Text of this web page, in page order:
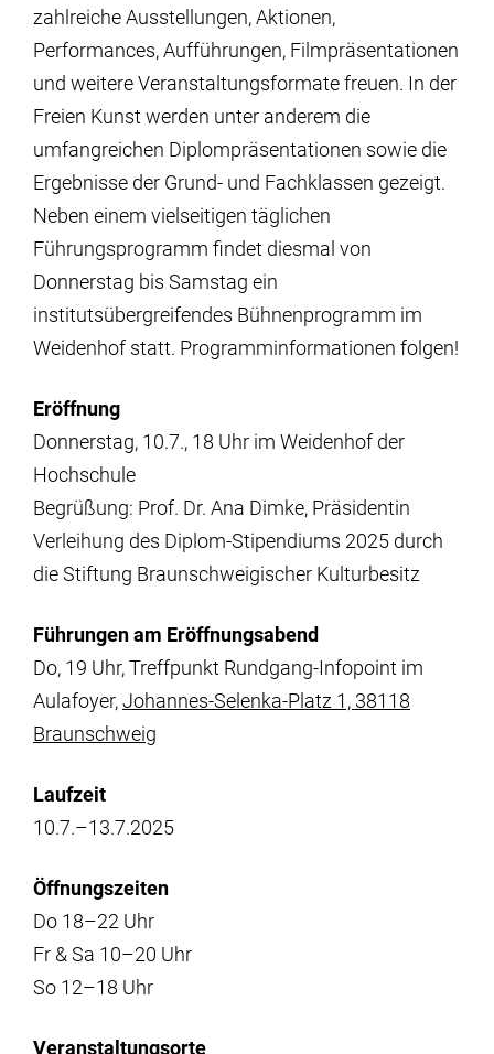
zahlreiche Ausstellungen, Aktionen,
Performances, Aufführungen, Filmpräsentationen
und weitere Veranstaltungsformate freuen. In der
Freien Kunst werden unter anderem die
umfangreichen Diplompräsentationen sowie die
Ergebnisse der Grund- und Fachklassen gezeigt.
Neben einem vielseitigen täglichen
Führungsprogramm findet diesmal von
Donnerstag bis Samstag ein
institutsübergreifendes Bühnenprogramm im
Weidenhof statt. Programminformationen folgen!
Eröffnung
Donnerstag, 10.7., 18 Uhr im Weidenhof der
Hochschule
Begrüßung: Prof. Dr. Ana Dimke, Präsidentin
Verleihung des Diplom-Stipendiums 2025 durch
die Stiftung Braunschweigischer Kulturbesitz
Führungen am Eröffnungsabend
Do, 19 Uhr, Treffpunkt Rundgang-Infopoint im
Aulafoyer,Johannes-Selenka-Platz 1, 38118
Braunschweig
Laufzeit
10.7.–13.7.2025
Öffnungszeiten
Do 18–22 Uhr
Fr & Sa 10–20 Uhr
So 12–18 Uhr
Veranstaltungsorte